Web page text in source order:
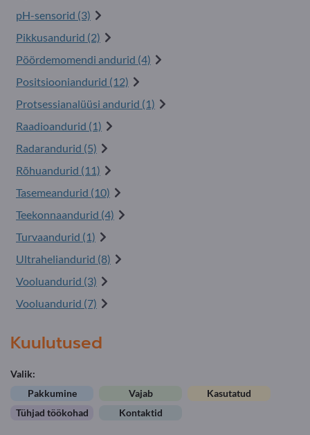
pH-sensorid (3)
Pikkusandurid (2)
Pöördemomendi andurid (4)
Positsiooniandurid (12)
Protsessianalüüsi andurid (1)
Raadioandurid (1)
Radarandurid (5)
Rõhuandurid (11)
Tasemeandurid (10)
Teekonnaandurid (4)
Turvaandurid (1)
Ultraheliandurid (8)
Vooluandurid (3)
Vooluandurid (7)
Kuulutused
Valik:
Pakkumine
Vajab
Kasutatud
Tühjad töökohad
Kontaktid